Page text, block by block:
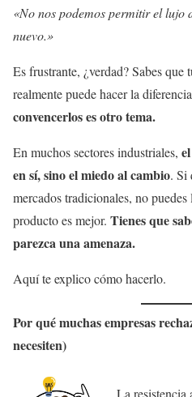
«No nos podemos permitir el lujo
nuevo.»
Es frustrante, ¿verdad? Sabes
realmente puede hacer la
convencerlos es otro tema.
En muchos sectores industriales,
en sí, sino el miedo al cambio. Si
mercados tradicionales, no
producto es mejor. Tienes que
parezca una amenaza.
Aquí te explico cómo hacerlo.
Por qué muchas empresas
necesiten)
La resistencia